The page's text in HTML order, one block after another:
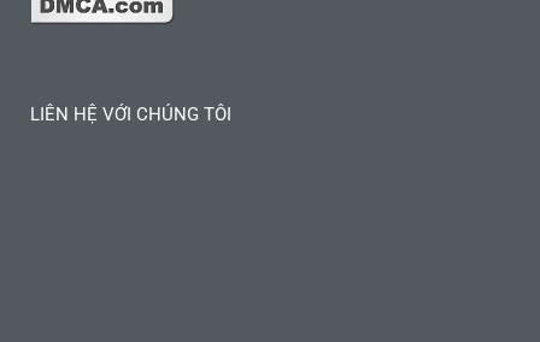
LIÊN HỆ VỚI CHÚNG TÔI